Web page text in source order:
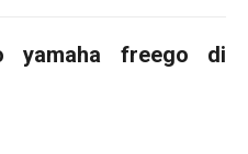
yamaha freego di